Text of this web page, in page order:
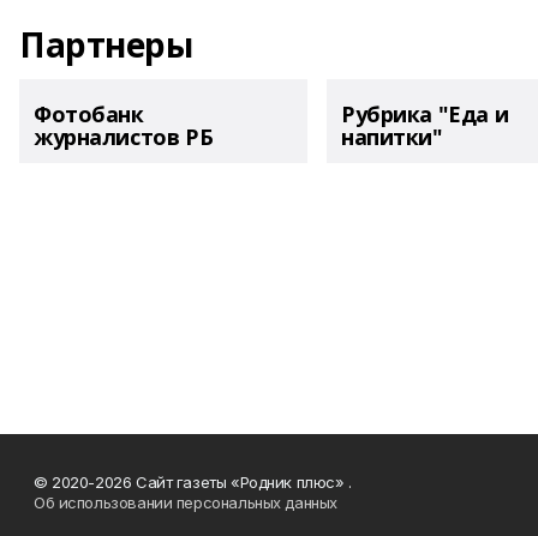
Партнеры
Фотобанк
журналистов РБ
Рубрика "Еда и
напитки"
© 2020-2026 Сайт газеты «Родник плюс» .
Об использовании персональных данных